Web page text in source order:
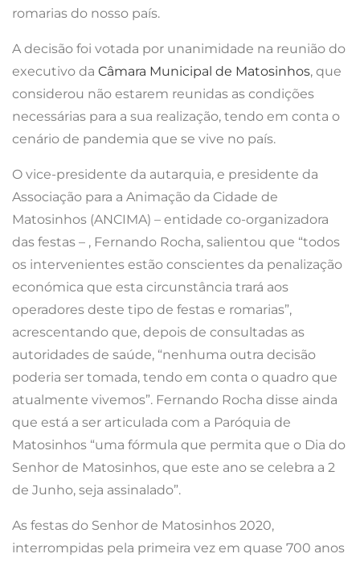
romarias do nosso país.
A decisão foi votada por unanimidade na reunião do
executivo da Câmara Municipal de Matosinhos, que
considerou não estarem reunidas as condições
necessárias para a sua realização, tendo em conta o
cenário de pandemia que se vive no país.
O vice-presidente da autarquia, e presidente da
Associação para a Animação da Cidade de
Matosinhos (ANCIMA) – entidade co-organizadora
das festas – , Fernando Rocha, salientou que “todos
os intervenientes estão conscientes da penalização
económica que esta circunstância trará aos
operadores deste tipo de festas e romarias”,
acrescentando que, depois de consultadas as
autoridades de saúde, “nenhuma outra decisão
poderia ser tomada, tendo em conta o quadro que
atualmente vivemos”. Fernando Rocha disse ainda
que está a ser articulada com a Paróquia de
Matosinhos “uma fórmula que permita que o Dia do
Senhor de Matosinhos, que este ano se celebra a 2
de Junho, seja assinalado”.
As festas do Senhor de Matosinhos 2020,
interrompidas pela primeira vez em quase 700 anos